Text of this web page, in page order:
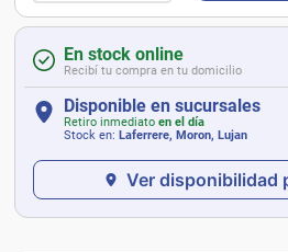
En stock online
Recibí tu compra en tu domicilio
Disponible en sucursales
Retiro inmediato en el día
Stock en: Laferrere, Moron, Lujan
Ver disponibilidad